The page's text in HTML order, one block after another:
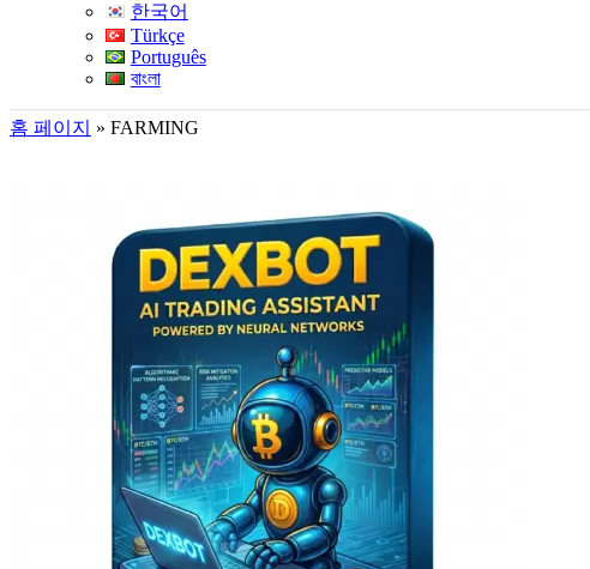
한국어
Türkçe
Português
বাংলা
홈 페이지 » FARMING